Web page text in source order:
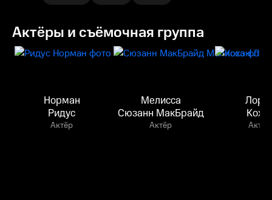
Актёры и съёмочная группа
Норман
Ридус
Актёр
Мелисса
Сюзанн МакБрайд
Актёр Актёр